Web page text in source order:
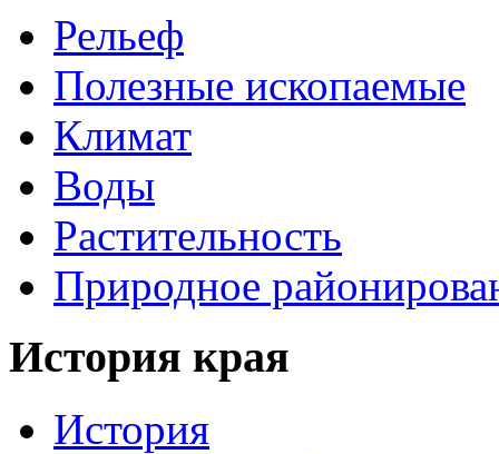
Рельеф
Полезные ископаемые
Климат
Воды
Растительность
Природное
История края
История